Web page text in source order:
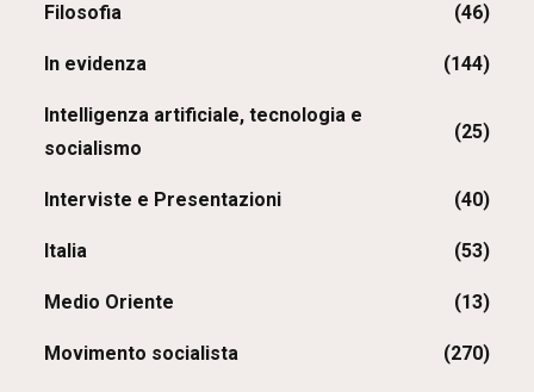
Filosofia (46)
In evidenza (144)
Intelligenza artificiale, tecnologia e
socialismo
(25)
Interviste e Presentazioni (40)
Italia (53)
Medio Oriente (13)
Movimento socialista (270)